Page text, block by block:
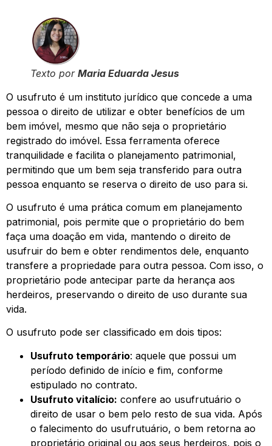
Texto por Maria Eduarda Jesus
O usufruto é um instituto jurídico que concede a uma
pessoa o direito de utilizar e obter benefícios de um
bem imóvel, mesmo que não seja o proprietário
registrado do imóvel. Essa ferramenta oferece
tranquilidade e facilita o planejamento patrimonial,
permitindo que um bem seja transferido para outra
pessoa enquanto se reserva o direito de uso para si.
O usufruto é uma prática comum em planejamento
patrimonial, pois permite que o proprietário do bem
faça uma doação em vida, mantendo o direito de
usufruir do bem e obter rendimentos dele, enquanto
transfere a propriedade para outra pessoa. Com isso, o
proprietário pode antecipar parte da herança aos
herdeiros, preservando o direito de uso durante sua
vida.
O usufruto pode ser classificado em dois tipos:
Usufruto temporário: aquele que possui um
período definido de início e fim, conforme
estipulado no contrato.
Usufruto vitalício: confere ao usufrutuário o
direito de usar o bem pelo resto de sua vida. Após
o falecimento do usufrutuário, o bem retorna ao
proprietário original ou aos seus herdeiros, pois o